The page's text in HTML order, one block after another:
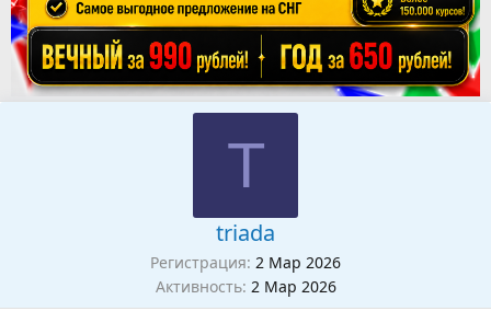
T
triada
Регистрация 2 Мар 2026
Активность 2 Мар 2026